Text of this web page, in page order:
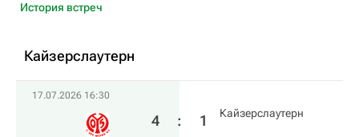
История встреч
Кайзерслаутерн
17.07.2026 16:30
4 : 1 Кайзерслаутерн